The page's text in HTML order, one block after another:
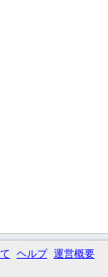
ヘルプ 運営概要